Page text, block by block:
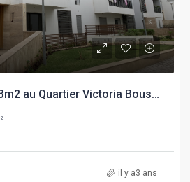
Appartement de 123m2 au Quartier Victoria Bouskoura
il y a3 ans